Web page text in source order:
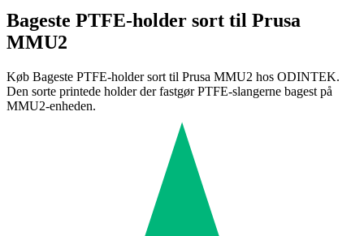
Bageste PTFE-holder sort til Prusa
MMU2
Køb Bageste PTFE-holder sort til Prusa MMU2 hos ODINTEK.
Den sorte printede holder der fastgør PTFE-slangerne bagest på
MMU2-enheden.